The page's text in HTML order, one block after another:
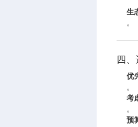
生
。
四
优
。
考
。
预